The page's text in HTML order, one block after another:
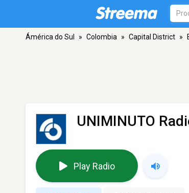
Ámérica do Sul » Colombia » Capital District »
UNIMINUTO
Play Radio